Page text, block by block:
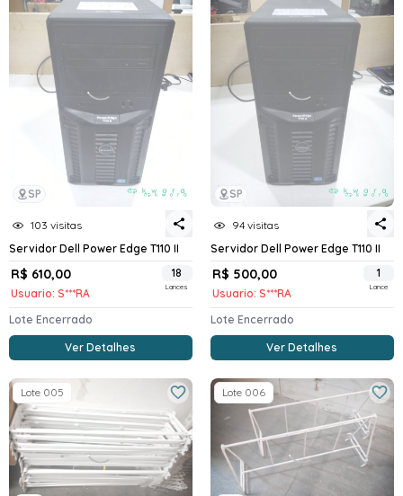
SP
103 visitas
Servidor Dell Power Edge T110 II
R$ 610,00
Usuario: S***RA
18
Lances
Lote Encerrado
Ver Detalhes
SP
94 visitas
Servidor Dell Power Edge T110 II
R$ 500,00
Usuario: S***RA
1
Lance
Lote Encerrado
Ver Detalhes
Lote 005 Lote 006